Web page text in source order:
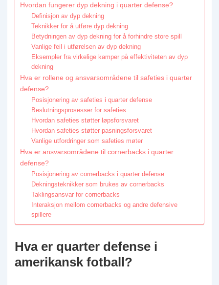
Hvordan fungerer dyp dekning i quarter defense?
Definisjon av dyp dekning
Teknikker for å utføre dyp dekning
Betydningen av dyp dekning for å forhindre store spill
Vanlige feil i utførelsen av dyp dekning
Eksempler fra virkelige kamper på effektiviteten av dyp
dekning
Hva er rollene og ansvarsområdene til safeties i quarter
defense?
Posisjonering av safeties i quarter defense
Beslutningsprosesser for safeties
Hvordan safeties støtter løpsforsvaret
Hvordan safeties støtter pasningsforsvaret
Vanlige utfordringer som safeties møter
Hva er ansvarsområdene til cornerbacks i quarter
defense?
Posisjonering av cornerbacks i quarter defense
Dekningsteknikker som brukes av cornerbacks
Taklingsansvar for cornerbacks
Interaksjon mellom cornerbacks og andre defensive
spillere
Hva er quarter defense i
amerikansk fotball?